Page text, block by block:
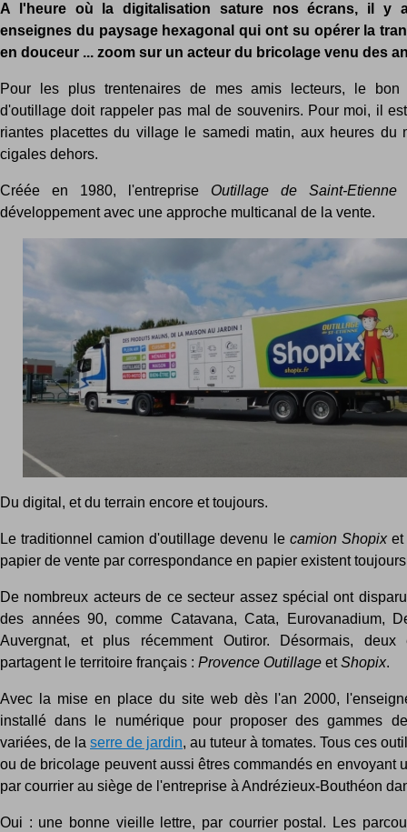
A l'heure où la digitalisation sature nos écrans, il y
enseignes du paysage hexagonal qui ont su opérer la
en douceur ... zoom sur un acteur du bricolage venu des
Pour les plus trentenaires de mes amis lecteurs, le bon
d'outillage doit rappeler pas mal de souvenirs. Pour moi, il
riantes placettes du village le samedi matin, aux heures du
cigales dehors.
Créée en 1980, l'entreprise Outillage de Saint-Etienne
développement avec une approche multicanal de la vente.
Du digital, et du terrain encore et toujours.
Le traditionnel camion d'outillage devenu le camion Shopixet
papier de vente par correspondance en papier existent
De nombreux acteurs de ce secteur assez spécial ont
des années 90, comme Catavana, Cata, Eurovanadium,
Auvergnat, et plus récemment Outiror. Désormais, deux
partagent le territoire français : Provence Outillage etShopix.
Avec la mise en place du site web dès l'an 2000,
installé dans le numérique pour proposer des gammes
variées, de la serre de jardin, au tuteur à tomates. Tous ces
ou de bricolage peuvent aussi êtres commandés en envoyant
par courrier au siège de l'entreprise à Andrézieux-Bouthéon
Oui : une bonne vieille lettre, par courrier postal. Les